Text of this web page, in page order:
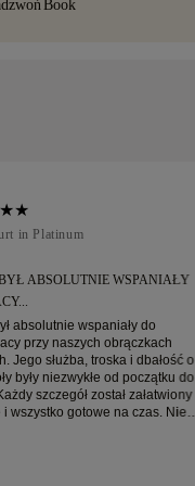
Book
in Platinum
ABSOLUTNIE WSPANIAŁY
absolutnie wspaniały do
przy naszych obrączkach
Jego służba, troska i dbałość o
były niezwykłe od początku do
szczegół został załatwiony
wszystko gotowe na czas. Nie